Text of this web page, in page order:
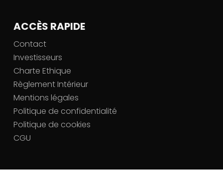
ACCÈS RAPIDE
Contact
Investisseurs
Charte Ethique
Règlement Intérieur
Mentions légales
Politique de confidentialité
Politique de cookies
CGU